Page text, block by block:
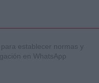
establecer normas y
en WhatsApp